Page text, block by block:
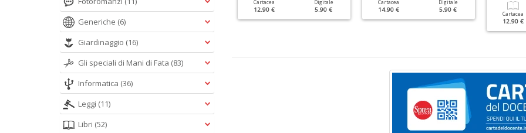
Digitale
5.90 €
Cartacea
12.90 €
Digitale
5.90 €
Cartacea
12.90 €
Digitale
5.90 €
Cartacea
14.90 €
Digitale
5.90 €
Cartacea
12.90 €
Generiche (6)
Giardinaggio (16)
Gli speciali di Mani di Fata (83)
Informatica (36)
Leggi (11)
Libri (52)